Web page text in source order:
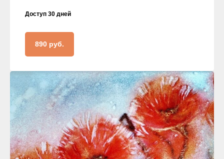
Доступ 30 дней
890 руб.